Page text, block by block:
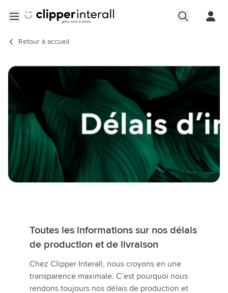
Retour à accueil
Toutes les informations sur nos délais
de production et de livraison
Chez Clipper Interall, nous croyons en une
transparence maximale. C’est pourquoi nous
rendons toujours nos délais de production et